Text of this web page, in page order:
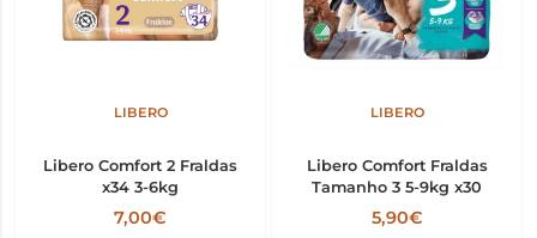
LIBERO
Libero Comfort 2 Fraldas
x34 3-6kg
7,00€
LIBERO
Libero Comfort Fraldas
Tamanho 3 5-9kg x30
5,90€